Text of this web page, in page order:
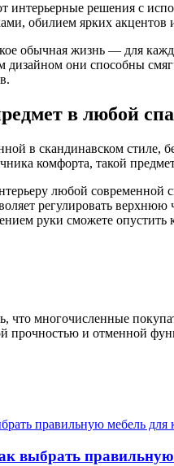
интерьерные решения с
обилием ярких
обычная жизнь — для
дизайном они способны
в любой
в скандинавском стиле,
комфорта, такой
любой современной
регулировать верхнюю
руки сможете опустить
что многочисленные
прочностью и отменной
выбрать